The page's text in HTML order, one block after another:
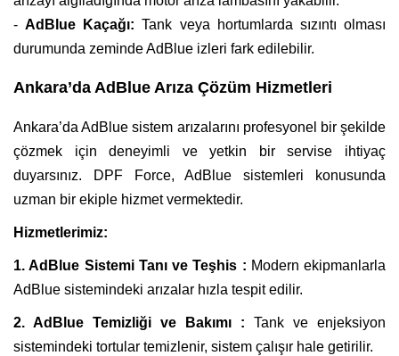
-AdBlue Kaçağı: Tank veya hortumlarda sızıntı olması
durumunda zeminde AdBlue izleri fark edilebilir.
Ankara’da AdBlue Arıza Çözüm Hizmetleri
Ankara’da AdBlue sistem arızalarını profesyonel bir şekilde
çözmek için deneyimli ve yetkin bir servise ihtiyaç
duyarsınız. DPF Force, AdBlue sistemleri konusunda
uzman bir ekiple hizmet vermektedir.
Hizmetlerimiz:
1. AdBlue Sistemi Tanı ve Teşhis : Modern ekipmanlarla
AdBlue sistemindeki arızalar hızla tespit edilir.
2. AdBlue Temizliği ve Bakımı : Tank ve enjeksiyon
sistemindeki tortular temizlenir, sistem çalışır hale getirilir.